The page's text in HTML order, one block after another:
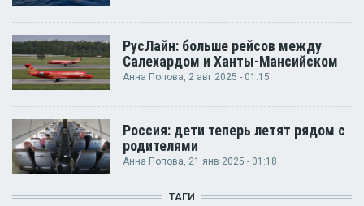
РусЛайн: больше рейсов между
Салехардом и Ханты-Мансийском
Анна Попова, 2 авг 2025 - 01:15
Россия: дети теперь летят рядом с
родителями
Анна Попова, 21 янв 2025 - 01:18
ТАГИ